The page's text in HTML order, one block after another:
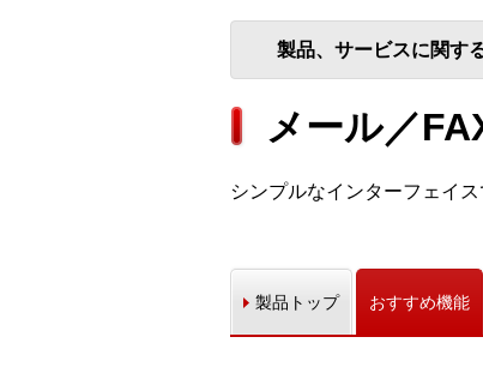
製品、サービスに関す
メール／
シンプルなインターフェイ
製品トップ おすすめ機能